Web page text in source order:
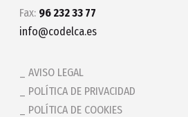
Fax: 96 232 33 77
info@codelca.es
AVISO LEGAL
POLÍTICA DE PRIVACIDAD
POLÍTICA DE COOKIES